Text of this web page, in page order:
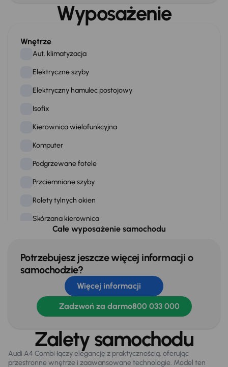
Wyposażenie
Wnętrze
Aut. klimatyzacja
Elektryczne szyby
Elektryczny hamulec postojowy
Isofix
Kierownica wielofunkcyjna
Komputer
Podgrzewane fotele
Przciemniane szyby
Rolety tylnych okien
Skórzana kierownica
Tempomat
WSP. KIEROWNICY
Zamek centralny
ZM. PŁYT CD
Na zewnątrz
Automatyczne swiatla dzienne
Całe wyposażenie samochodu
Potrzebujesz jeszcze więcej informacji o
samochodzie?
Więcej informacji
Zadzwoń za darmo800 033 000
Zalety samochodu
Audi A4 Combi łączy elegancję z praktycznością, oferując
przestronne wnętrze i zaawansowane technologie. Model ten